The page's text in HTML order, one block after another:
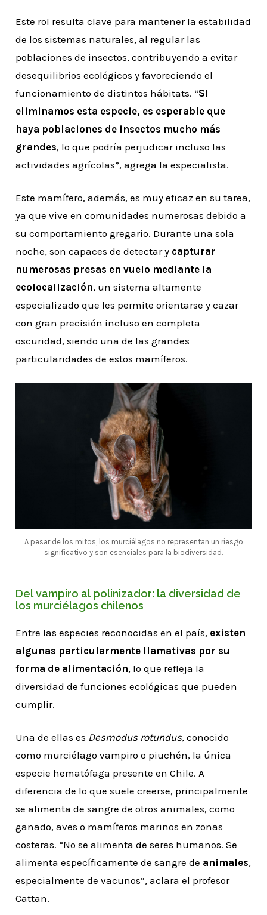
Este rol resulta clave para mantener la estabilidad
de los sistemas naturales, al regular las
poblaciones de insectos, contribuyendo a evitar
desequilibrios ecológicos y favoreciendo el
funcionamiento de distintos hábitats. “Si
eliminamos esta especie, es esperable que
haya poblaciones de insectos mucho más
grandes, lo que podría perjudicar incluso las
actividades agrícolas”, agrega la especialista.
Este mamífero, además, es muy eficaz en su tarea,
ya que vive en comunidades numerosas debido a
su comportamiento gregario. Durante una sola
noche, son capaces de detectar y capturar
numerosas presas en vuelo mediante la
ecolocalización, un sistema altamente
especializado que les permite orientarse y cazar
con gran precisión incluso en completa
oscuridad, siendo una de las grandes
particularidades de estos mamíferos.
A pesar de los mitos, los murciélagos no representan un riesgo
significativo y son esenciales para la biodiversidad.
Del vampiro al polinizador: la diversidad de
los murciélagos chilenos
Entre las especies reconocidas en el país, existen
algunas particularmente llamativas por su
forma de alimentación, lo que refleja la
diversidad de funciones ecológicas que pueden
cumplir.
Una de ellas es Desmodus rotundus, conocido
como murciélago vampiro o piuchén, la única
especie hematófaga presente en Chile. A
diferencia de lo que suele creerse, principalmente
se alimenta de sangre de otros animales, como
ganado, aves o mamíferos marinos en zonas
costeras. “No se alimenta de seres humanos. Se
alimenta específicamente de sangre de animales,
especialmente de vacunos”, aclara el profesor
Cattan.